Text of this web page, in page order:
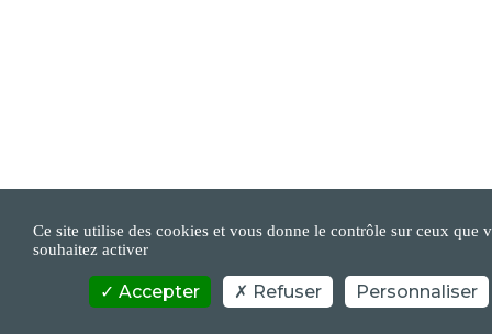
Ce site utilise des cookies et vous donne le contrôle sur ceux que
souhaitez activer
Accepter Refuser Personnaliser